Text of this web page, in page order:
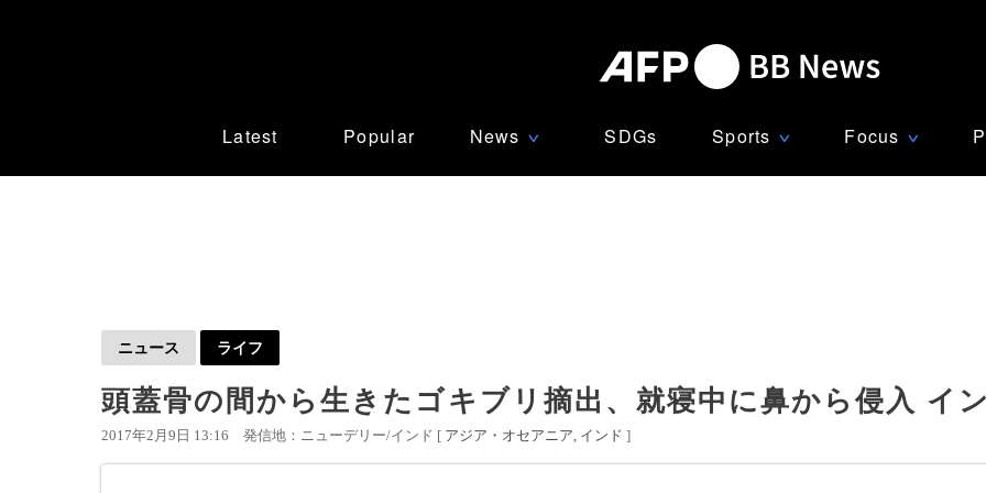
Latest Popular News ∨ SDGs Sports ∨ Focus ∨
ニュース ライフ
頭蓋骨の間から生きたゴキブリ摘出、就寝中に鼻から侵入 イ
2017年2月9日 13:16 発信地：ニューデリー/インド [ アジア・オセアニア インド ]